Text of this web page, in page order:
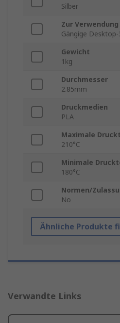
Silber
Zur
Gängige
Gewicht
1kg
Durchmesser
2.85mm
Druckmedien
PLA
Maximale
210°C
Minimale
180°C
Normen/
No
Ähnliche Produkte
Verwandte Links